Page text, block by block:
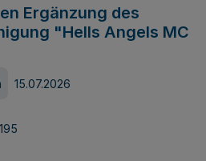
Ergänzung des
"Hells Angels MC
15.07.2026
195